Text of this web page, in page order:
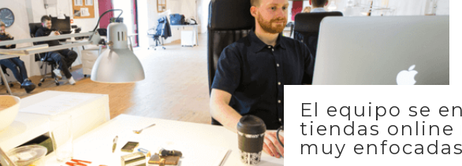
El equipo se
tiendas online
muy